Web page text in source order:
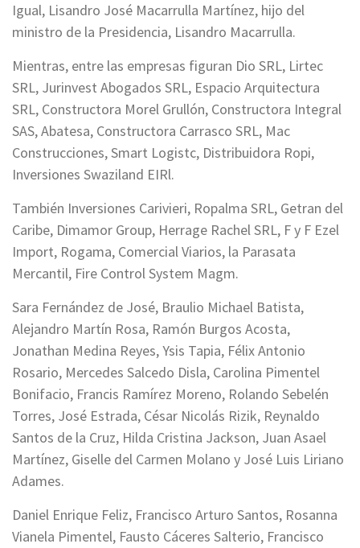
Igual, Lisandro José Macarrulla Martínez, hijo del
ministro de la Presidencia, Lisandro Macarrulla.
Mientras, entre las empresas figuran Dio SRL, Lirtec
SRL, Jurinvest Abogados SRL, Espacio Arquitectura
SRL, Constructora Morel Grullón, Constructora Integral
SAS, Abatesa, Constructora Carrasco SRL, Mac
Construcciones, Smart Logistc, Distribuidora Ropi,
Inversiones Swaziland EIRl.
También Inversiones Carivieri, Ropalma SRL, Getran del
Caribe, Dimamor Group, Herrage Rachel SRL, F y F Ezel
Import, Rogama, Comercial Viarios, la Parasata
Mercantil, Fire Control System Magm.
Sara Fernández de José, Braulio Michael Batista,
Alejandro Martín Rosa, Ramón Burgos Acosta,
Jonathan Medina Reyes, Ysis Tapia, Félix Antonio
Rosario, Mercedes Salcedo Disla, Carolina Pimentel
Bonifacio, Francis Ramírez Moreno, Rolando Sebelén
Torres, José Estrada, César Nicolás Rizik, Reynaldo
Santos de la Cruz, Hilda Cristina Jackson, Juan Asael
Martínez, Giselle del Carmen Molano y José Luis Liriano
Adames.
Daniel Enrique Feliz, Francisco Arturo Santos, Rosanna
Vianela Pimentel, Fausto Cáceres Salterio, Francisco